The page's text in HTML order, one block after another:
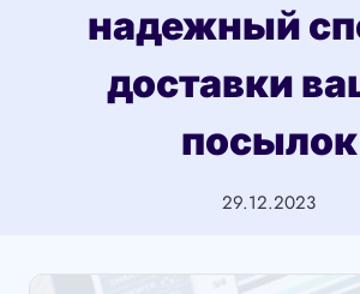
надежный
доставки
посылок
29.12.2023